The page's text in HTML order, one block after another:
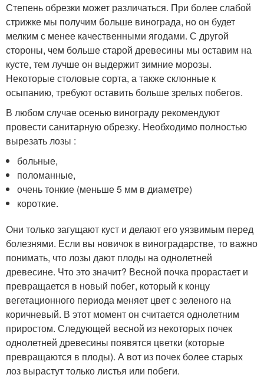
Степень обрезки может различаться. При более слабой
стрижке мы получим больше винограда, но он будет
мелким с менее качественными ягодами. С другой
стороны, чем больше старой древесины мы оставим на
кусте, тем лучше он выдержит зимние морозы.
Некоторые столовые сорта, а также склонные к
осыпанию, требуют оставить больше зрелых побегов.
В любом случае осенью винограду рекомендуют
провести санитарную обрезку. Необходимо полностью
вырезать лозы :
больные,
поломанные,
очень тонкие (меньше 5 мм в диаметре)
короткие.
Они только загущают куст и делают его уязвимым перед
болезнями. Если вы новичок в виноградарстве, то важно
понимать, что лозы дают плоды на однолетней
древесине. Что это значит? Весной почка прорастает и
превращается в новый побег, который к концу
вегетационного периода меняет цвет с зеленого на
коричневый. В этот момент он считается однолетним
приростом. Следующей весной из некоторых почек
однолетней древесины появятся цветки (которые
превращаются в плоды). А вот из почек более старых
лоз вырастут только листья или побеги.